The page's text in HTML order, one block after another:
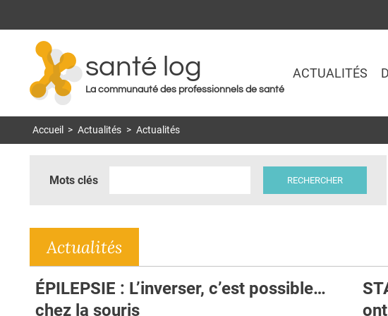
santé log
La communauté des professionnels de santé
ACTUALITÉS
Accueil > Actualités > Actualités
Mots clés
Actualités
ÉPILEPSIE : L’inverser, c’est possible…
chez la souris